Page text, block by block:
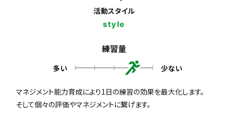
活動スタイル
style
練習量
多い 少ない
マネジメント能力育成により1日の練習の効果を最大化します。
そして個々の評価やマネジメントに繋げます。